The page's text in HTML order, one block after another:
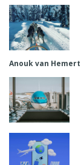
Anouk van Hemert